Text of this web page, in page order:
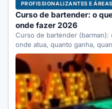
PROFISSIONALIZANTES E ÁREAS
Curso de bartender: o
onde fazer 2026
Curso de bartender
onde atua, quanto ganha,